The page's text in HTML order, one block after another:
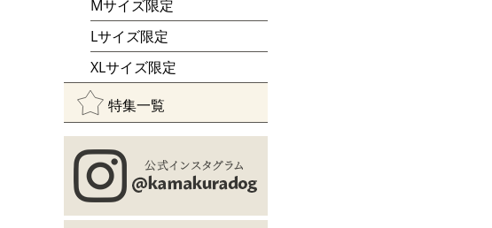
Mサイズ限定
Lサイズ限定
XLサイズ限定
特集一覧